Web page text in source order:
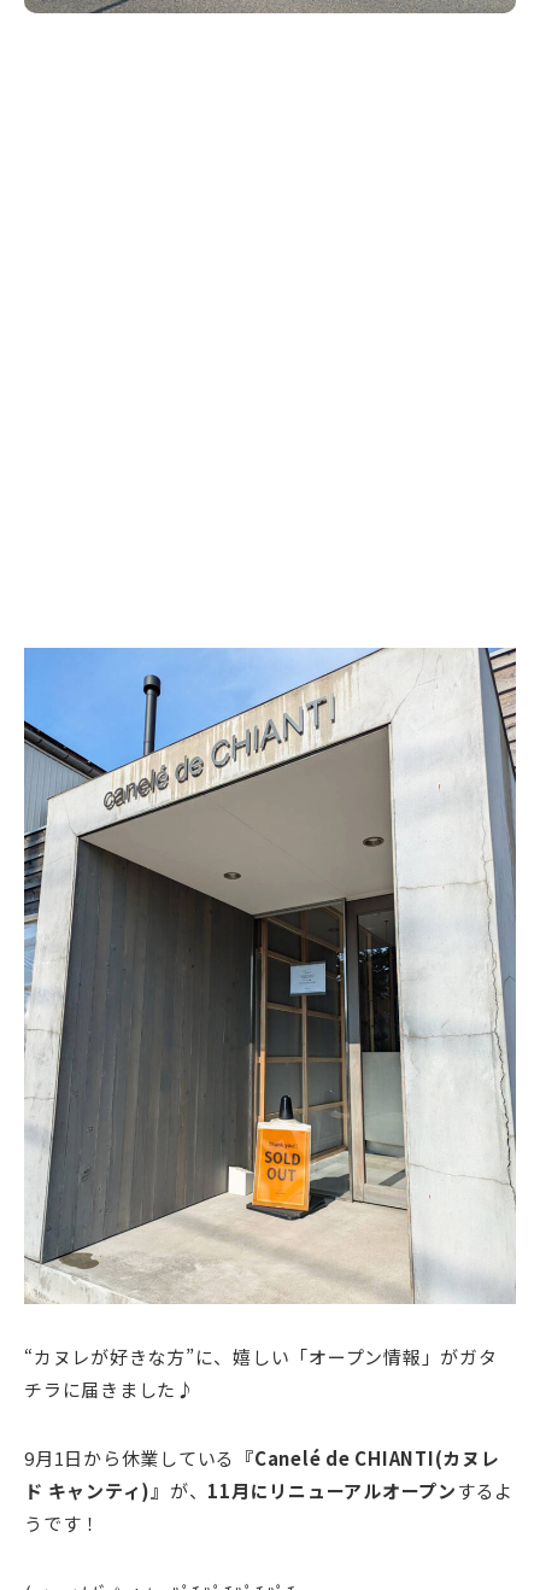
“カヌレが好きな方”に、嬉しい「オープン情報」がガタ
チラに届きました♪
9月1日から休業している
『Canelé de CHIANTI(カヌレ
ド キャンティ)』 が、 11月にリニューアルオープンするよ
うです！